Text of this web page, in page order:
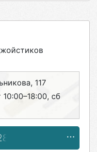
117
10:00–18:00, сб
54-47